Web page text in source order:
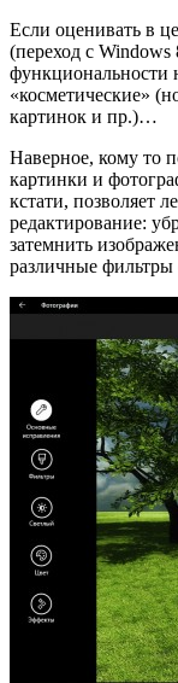
Если оценивать в
(переход с
функциональности
«косметические»
картинок и пр.)…
Наверное, кому то
картинки и
кстати, позволяет
редактирование:
затемнить
различные фильтры